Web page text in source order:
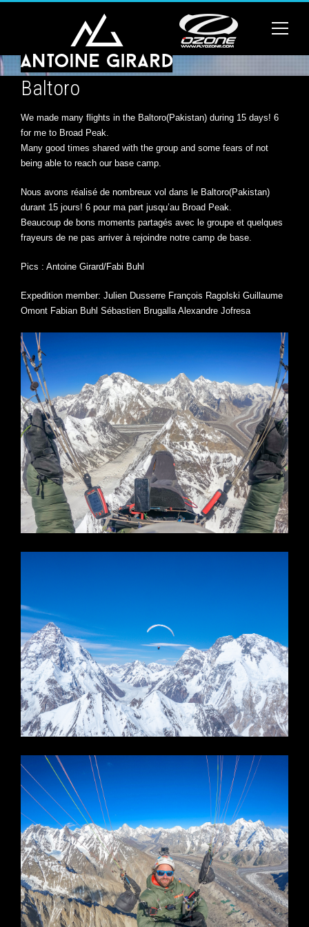
Baltoro
We made many flights in the Baltoro(Pakistan) during 15 days! 6
for me to Broad Peak.
Many good times shared with the group and some fears of not
being able to reach our base camp.
Nous avons réalisé de nombreux vol dans le Baltoro(Pakistan)
durant 15 jours! 6 pour ma part jusqu’au Broad Peak.
Beaucoup de bons moments partagés avec le groupe et quelques
frayeurs de ne pas arriver à rejoindre notre camp de base.
Pics : Antoine Girard/Fabi Buhl
Expedition member: Julien Dusserre François Ragolski Guillaume
Omont Fabian Buhl Sébastien Brugalla Alexandre Jofresa